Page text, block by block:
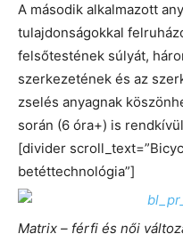
A második alkalmazott
tulajdonságokkal
felsőtestének súlyát,
szerkezetének és az
zselés anyagnak
során (6 óra+) is
[divider
betéttechnológia”]
Matrix – férfi és női